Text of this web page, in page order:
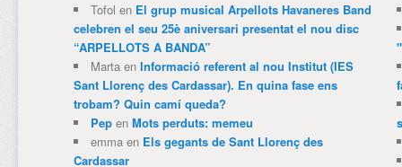
Tofol en El grup musical Arpellots Havaneres Band
celebren el seu 25è aniversari presentat el nou disc
“ARPELLOTS A BANDA”
Martaen Informació referent al nou Institut (IES
Sant Llorenç des Cardassar). En quina fase ens
trobam? Quin camí queda?
Pepen Mots perduts: memeu
emmaen Els gegants de Sant Llorenç des
Cardassar